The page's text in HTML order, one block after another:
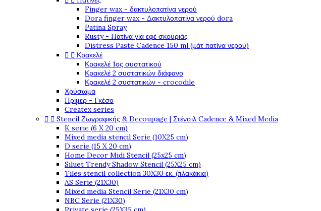
Finger wax - δακτυλοπατίνα νερού
Dora finger wax - Δακτυλοπατίνα νερού dora
Patina Spray
Rusty - Πατίνα για εφέ σκουριάς
Distress Paste Cadence 150 ml (μάτ πατίνα νερού)
  Κρακελέ
Κρακελέ 1ος συστατικού
Κρακελέ 2 συστατικών διάφανο
Κρακελέ 2 συστατικών - crocodile
Χρύσωμα
Πρίμερ - Γκέσο
Createx series
  Stencil Ζωγραφικής & Decoupage | Στένσιλ Cadence & Mixed Media
K serie (6 X 20 cm)
Mixed media stencil Serie (10X25 cm)
D serie (15 X 20 cm)
Home Decor Midi Stencil (25x25 cm)
Siluet Trendy Shadow Stencil (25X25 cm)
Tiles stencil collection 30X30 εκ. (πλακάκια)
AS Serie (21X30)
Mixed media Stencil Serie (21X30 cm)
NBC Serie (21X30)